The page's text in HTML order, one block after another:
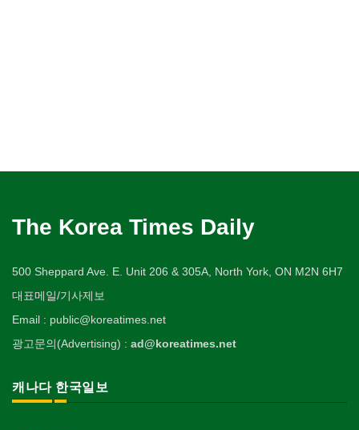
The Korea Times Daily
500 Sheppard Ave. E. Unit 206 & 305A, North York, ON M2N 6H7
대표메일/기사제보
Email : public@koreatimes.net
광고문의(Advertising) : ad@koreatimes.net
캐나다 한국일보